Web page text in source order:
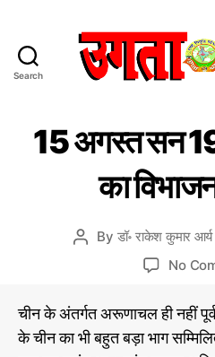
Search
ता
भा
त
हिं
स
चा
र
प
s
नी
भ
15 अगस्त सन
का
P
a
u
By डॉ॰ राकेश कुमार आर्य
No
चीन के अंतर्गत अरूणाचल ही नहीं
के चीन का भी बहुत बड़ा भाग